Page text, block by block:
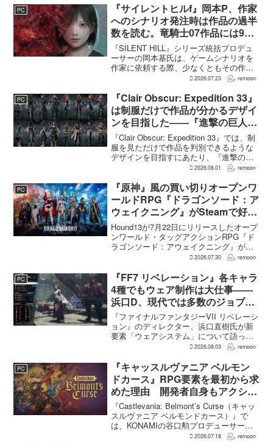
上に認知度向上へ貢献したと語った。現
在...
PC
『サイレントヒルf』岡本P、作家
へのシナリオ発注時は作品の過半
数を読む。竜騎士07作品には9割
以上目を通す
『SILENT HILL』シリーズ統括プロデュ
ーサーの岡本基氏は、ゲームシナリオを
作家に依頼する際、少なくともその作家
の作品の過半数に目を通すという。作家
たうえで物語を任せるためだ。電ファミ
ニコゲーマーが...
2026.07.23 remoon
PC
『Clair Obscur: Expedition 33』
は制服だけで作品が分かるデザイ
ンを目指した――『進撃の巨人』
の制服と『BLEACH』のキャラ
造形が影響
『Clair Obscur: Expedition 33』では、制
服を見ただけで作品を判別できるような
デザインを目指すにあたり、『進撃の巨
人』を参考にしたという。あわせて、キ
ルで印象に残るデザインから...
2026.08.01 remoon
PC
『原神』風の買い切りオープンワ
ールドRPG『ドラゴンソード：ア
ウェイクニング』がSteamで好発
進。価格3,480円、レビュー5,000
件超で約90％好評
Hound13が7月22日にリリースしたオープ
ンワールド・タッグアクションRPG『ド
ラゴンソード：アウェイクニング』が、
Steamで好調なスタートを切った。7月30
ユーザーレビューは5,710件に達し、う...
2026.07.30 remoon
PC
『FF7 リベレーション』各キャラ
4種でもウェア制作は大仕事――
浜口D、現代では多数のジョブを
1作に盛り込むのは極めて困難と
説明
『ファイナルファンタジーVII リベレーシ
ョン』のディレクター、浜口直樹氏が新
要素「ウェアシステム」について語っ
た。本作では8人のパーティキャラクター
が、キャラクター数が多いため、作業量
はかなりのものにな...
2026.08.03 remoon
PC
『キャッスルヴァニア ベルモン
ドカース』RPG要素を最初から求
めた理由 開発者自身もアクショ
ンのつらさを実感
『Castlevania: Belmont’s Curse（キャッ
スルヴァニア ベルモンドカース）』で
は、KONAMIの谷口勲プロデューサー
が、レベルアップを含むRPG的システム
2026.07.18 remoon